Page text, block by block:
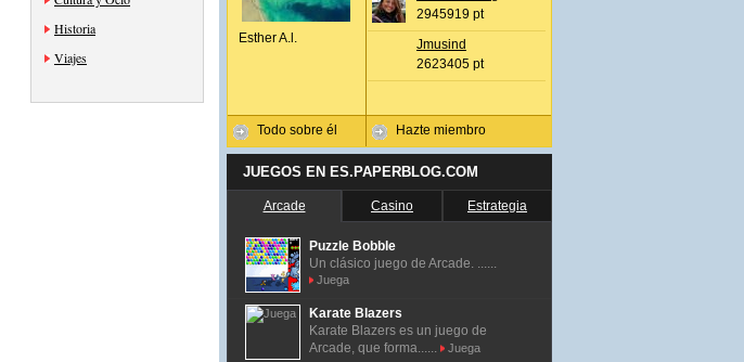
Historia
Viajes
Esther A.l.
Todo sobre él
2945919 pt
Jmusind
2623405 pt
Hazte miembro
JUEGOS EN ES.PAPERBLOG.COM
Arcade Casino Estrategia
Puzzle Bobble
Un clásico juego de Arcade. ......
Juega
Karate Blazers
Karate Blazers es un juego de
Arcade, que forma......
Juega